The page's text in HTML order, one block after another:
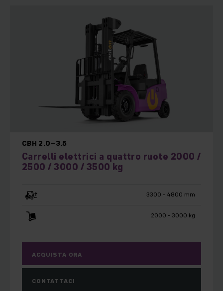
CBH 2.0–3.5
Carrelli elettrici a quattro ruote 2000 /
2500 / 3000 / 3500 kg
3300 - 4800 mm
2000 - 3000 kg
ACQUISTA ORA
CONTATTACI